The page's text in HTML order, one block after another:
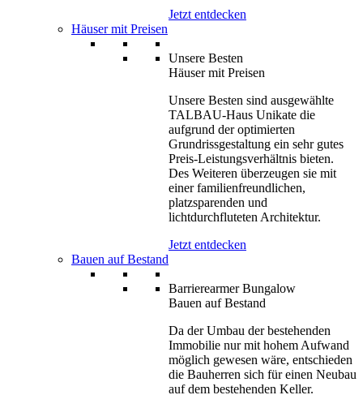
Jetzt entdecken
Häuser mit Preisen
Unsere Besten
Häuser mit Preisen
Unsere Besten sind ausgewählte
TALBAU-Haus Unikate die
aufgrund der optimierten
Grundrissgestaltung ein sehr gutes
Preis-Leistungsverhältnis bieten.
Des Weiteren überzeugen sie mit
einer familienfreundlichen,
platzsparenden und
lichtdurchfluteten Architektur.
Jetzt entdecken
Bauen auf Bestand
Barrierearmer Bungalow
Bauen auf Bestand
Da der Umbau der bestehenden
Immobilie nur mit hohem Aufwand
möglich gewesen wäre, entschieden
die Bauherren sich für einen Neubau
auf dem bestehenden Keller.